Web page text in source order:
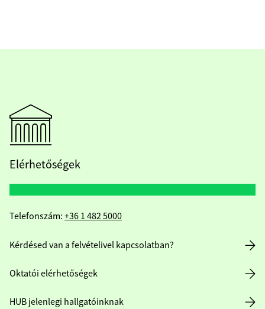
Elérhetőségek
Telefonszám: +36 1 482 5000
Kérdésed van a felvételivel kapcsolatban?
Oktatói elérhetőségek
HUB jelenlegi hallgatóinknak